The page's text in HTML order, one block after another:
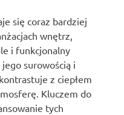
się coraz bardziej
wnętrz,
i funkcjonalny
surowością i
z ciepłem
Kluczem do
tych